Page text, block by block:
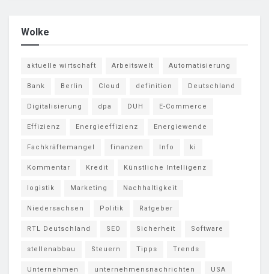
Wolke
aktuelle wirtschaft Arbeitswelt Automatisierung
Bank Berlin Cloud definition Deutschland
Digitalisierung dpa DUH E-Commerce
Effizienz Energieeffizienz Energiewende
Fachkräftemangel finanzen Info ki
Kommentar Kredit Künstliche Intelligenz
logistik Marketing Nachhaltigkeit
Niedersachsen Politik Ratgeber
RTL Deutschland SEO Sicherheit Software
stellenabbau Steuern Tipps Trends
Unternehmen unternehmensnachrichten USA